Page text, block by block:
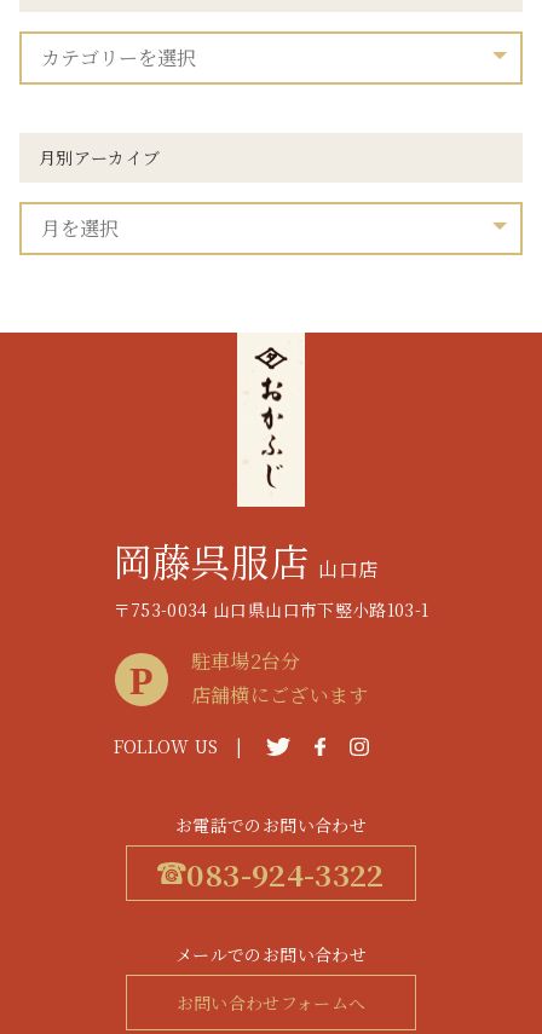
月別アーカイブ
岡藤呉服店 山口店
〒753-0034 山口県山口市下竪小路103-1
駐車場2台分
店舗横にございます
FOLLOW US |
お電話でのお問い合わせ
083-924-3322
メールでのお問い合わせ
お問い合わせフォームへ